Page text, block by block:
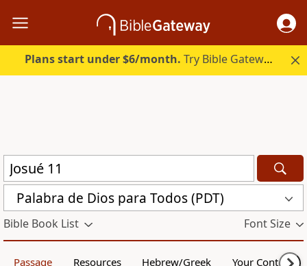
Plans start under $6/month. Try Bible Gateway Plus.
Palabra de Dios para Todos (PDT)
Bible Book List Font Size
Passage Resources Hebrew/Greek Your Content